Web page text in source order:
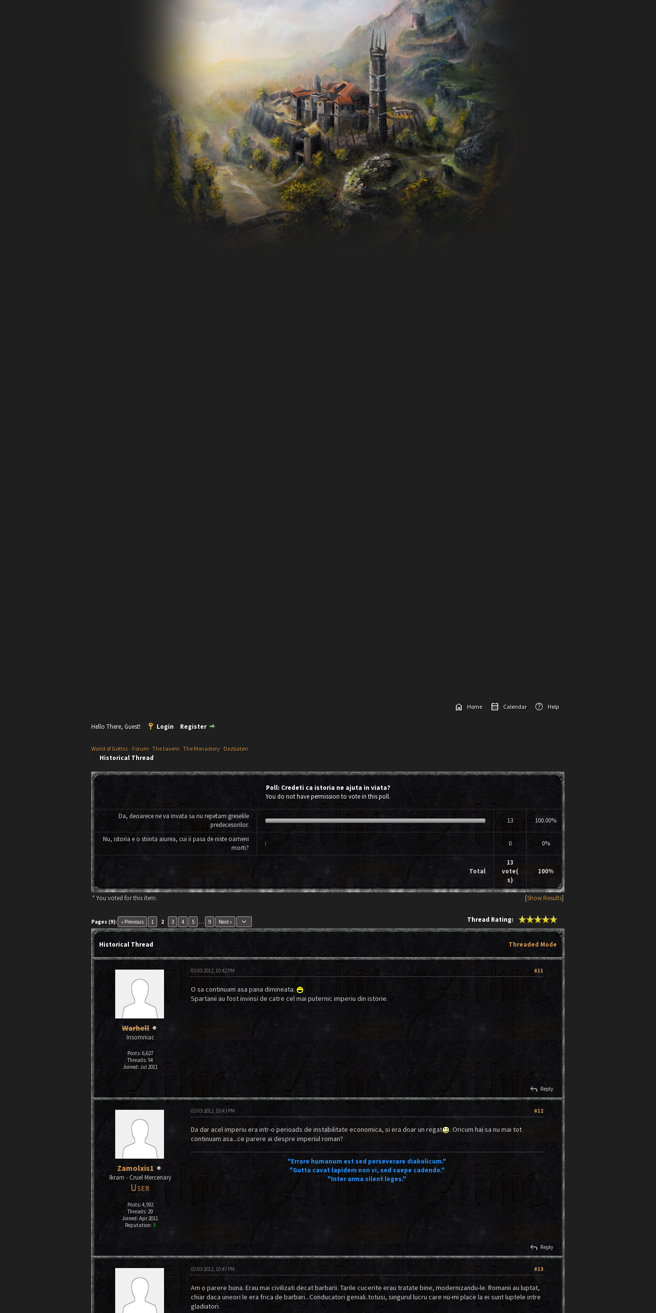
home Home calendar_month Calendar help Help
Hello There, Guest! Login Register
World of Gothic - Forum ›The tavern ›The Monastery › Dezbateri
Historical Thread
Poll: Credeti ca istoria ne ajuta in viata?
You do not have permission to vote in this poll.
Da, deoarece ne va invata sa nu repetam greselile
predecesorilor.
13 100.00%
Nu, istoria e o stiinta aiurea, cui ii pasa de niste oameni
morti?
0 0%
Total
13
vote(
s)
100%
* You voted for this item. [Show Results]
Pages (9): « Previous 1 2 3 4 5 … 9 Next » keyboard_arrow_down Thread Rating:
Threaded Mode
Historical Thread
Warhell
Insomniac
Posts: 6,627
Threads: 54
Joined: Jul 2011
#11
02-03-2012, 10:42 PM
O sa continuam asa pana dimineata.
Spartanii au fost invinsi de catre cel mai puternic imperiu din istorie.
reply Reply
Zamolxis1
Ikram - Cruel Mercenary
Posts: 4,592
Threads: 29
Joined: Apr 2011
Reputation: 8
#12
02-03-2012, 10:43 PM
Da dar acel imperiu era intr-o perioads de instabilitate economica, si era doar un regat
. Oricum hai sa nu mai tot
continuam asa...ce parere ai despre imperiul roman?
"Errare humanum est sed perseverare diabolicum."
"Gutta cavat lapidem non vi, sed saepe cadendo."
"Inter arma silent leges."
reply Reply
#13
02-03-2012, 10:47 PM
Am o parere buna. Erau mai civilizati decat barbarii. Tarile cucerite erau tratate bine, modernizandu-le. Romanii au luptat,
chiar daca uneori le era frica de barbari...Conducatori geniali..totusi, singurul lucru care nu-mi place la ei sunt luptele intre
gladiatori.